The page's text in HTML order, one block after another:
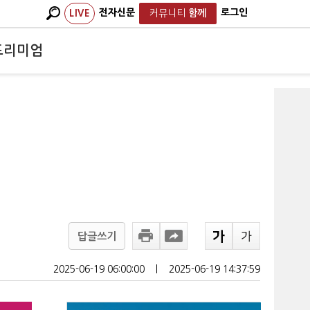
LIVE 전자신문 커뮤니티 함께 로그인
리미엄
답글쓰기
2025-06-19 06:00:00 2025-06-19 14:37:59